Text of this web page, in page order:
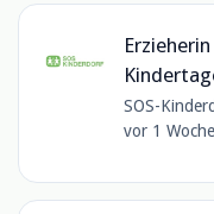
SOS-
vor 1